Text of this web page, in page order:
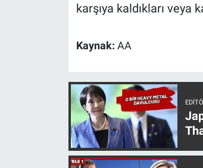
karşıya kaldıkları veya
Kaynak: AA
Programlar
Teknoloji
Türkiye'nin Geleceği
Türkiye'nin Gündemi